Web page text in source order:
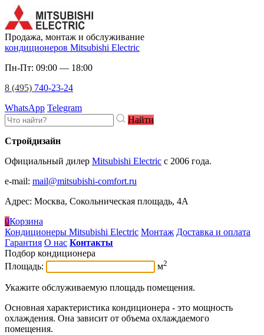
Продажа, монтаж и обслуживание
кондиционеров Mitsubishi Electric
Пн-Пт: 09:00 — 18:00
8 (495) 740-23-24
WhatsApp Telegram
Найти
Стройдизайн
Официальный дилер Mitsubishi Electric c 2006 года.
e-mail: mail@mitsubishi-comfort.ru
Адрес: Москва, Сокольническая площадь, 4А
0Корзина
Кондиционеры Mitsubishi Electric Монтаж Доставка и оплата
Гарантия О нас Контакты
Подбор кондиционера
Площадь:
м2
Укажите обслуживаемую площадь помещения.
Основная характеристика кондиционера - это мощность
охлаждения. Она зависит от объема охлаждаемого
помещения.